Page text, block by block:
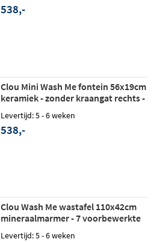
538,-
Clou Mini Wash Me fontein 56x19cm
keramiek - zonder kraangat rechts -
Levertijd: 5 - 6 weken
538,-
Clou Wash Me wastafel 110x42cm
mineraalmarmer - 7 voorbewerkte
kraangaten - glans wit
Levertijd: 5 - 6 weken